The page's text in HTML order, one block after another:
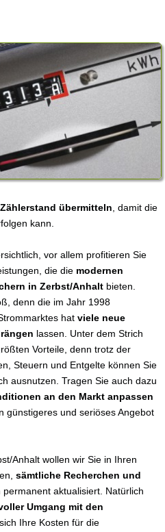
übermitteln , damit die
kann.
vor allem profitieren Sie
die die modernen
in Zerbst/Anhalt bieten.
denn die im Jahr 1998
hat viele neue
lassen. Unter dem Strich
Vorteile, denn trotz der
Steuern und Entgelte können Sie
ausnutzen. Tragen Sie auch dazu
an den Markt anpassen
günstigeres und seriöses Angebot
Anhalt wollen wir Sie in Ihren
sämtliche Recherchen und
permanent aktualisiert. Natürlich
Umgang mit den
Ihre Kosten für die